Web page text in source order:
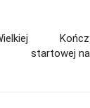
startowej